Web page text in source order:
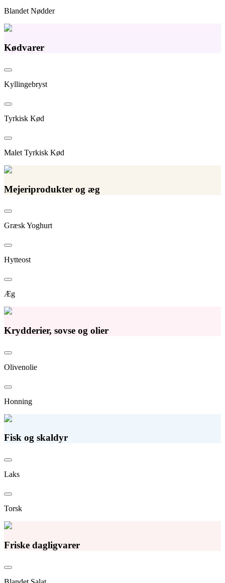
Blandet Nødder
Kødvarer
Kyllingebryst
Tyrkisk Kød
Malet Tyrkisk Kød
Mejeriprodukter og æg
Græsk Yoghurt
Hytteost
Æg
Krydderier, sovse og olier
Olivenolie
Honning
Fisk og skaldyr
Laks
Torsk
Friske dagligvarer